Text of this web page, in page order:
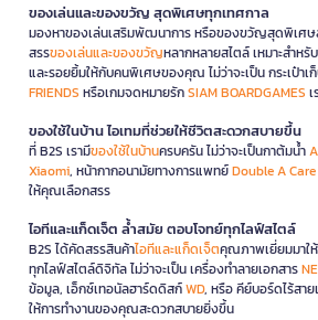
ของเล่นและของขวัญ สุดพิเศษทุกเทศกาล
มองหาของเล่นเสริมพัฒนาการ หรือของขวัญสุดพิเศษ
สรรของเล่นและของขวัญหลากหลายสไตล์ เหมาะสำห
และรอยยิ้มให้กับคนพิเศษของคุณ ไม่ว่าจะเป็น กระเป๋า
FRIENDS หรือเกมจดหมายรักSIAM BOARDGAMES
ของใช้ในบ้าน ไอเทมที่ช่วยให้ชีวิตสะดวกสบายขึ้น
ที่ B2S เรามีของใช้ในบ้านครบครัน ไม่ว่าจะเป็นกาต้มน้ำ
Xiaomi, หน้ากากอนามัยทางการแพทย์Double A Care
ให้คุณเลือกสรร
ไอทีและแก็ดเจ็ต ล้ำสมัย ตอบโจทย์ทุกไลฟ์สไตล์
B2S ได้คัดสรรสินค้าไอทีและแก็ดเจ็ตคุณภาพเยี่ยมมาใ
ทุกไลฟ์สไตล์ดิจิทัล ไม่ว่าจะเป็น เครื่องทำลายเอกสาร
ข้อมูล, เอ็กซ์เทอนัลฮาร์ดดิสก์WD, หรือ คีย์บอร์ดไร้สาย
ให้การทำงานของคุณสะดวกสบายยิ่งขึ้น